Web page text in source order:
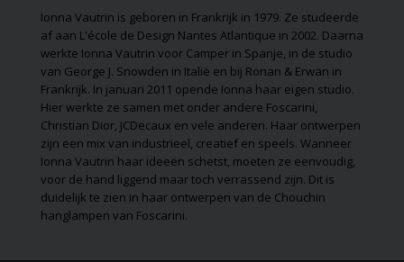
Ionna Vautrin is geboren in Frankrijk in 1979. Ze studeerde
af aan L'école de Design Nantes Atlantique in 2002. Daarna
werkte Ionna Vautrin voor Camper in Spanje, in de studio
van George J. Snowden in Italië en bij Ronan & Erwan in
Frankrijk. In januari 2011 opende Ionna haar eigen studio.
Hier werkte ze samen met onder andere Foscarini,
Christian Dior, JCDecaux en vele anderen. Haar ontwerpen
zijn een mix van industrieel, creatief en speels. Wanneer
Ionna Vautrin haar ideeën schetst, moeten ze eenvoudig,
voor de hand liggend maar toch verrassend zijn. Dit is
duidelijk te zien in haar ontwerpen van de Chouchin
hanglampen van Foscarini.